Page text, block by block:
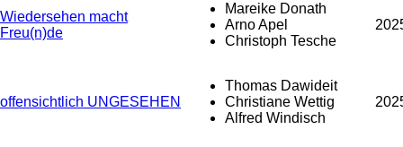
Wiedersehen macht
Freu(n)de
Mareike Donath
Arno Apel
Christoph Tesche
offensichtlich UNGESEHEN
Thomas Dawideit
Christiane Wettig
Alfred Windisch